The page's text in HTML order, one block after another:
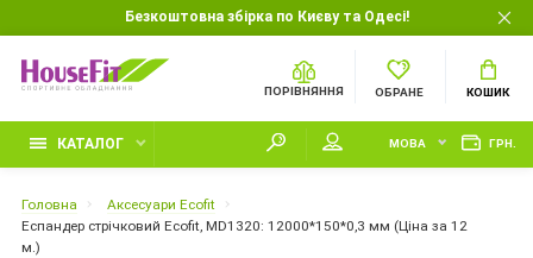
Безкоштовна збірка по Києву та Одесі!
ПОРІВНЯННЯ ОБРАНЕ КОШИК
КАТАЛОГ МОВА ГРН.
Головна
Аксесуари Ecofit
Еспандер стрічковий Ecofit, MD1320: 12000*150*0,3 мм (Ціна за 12
м.)